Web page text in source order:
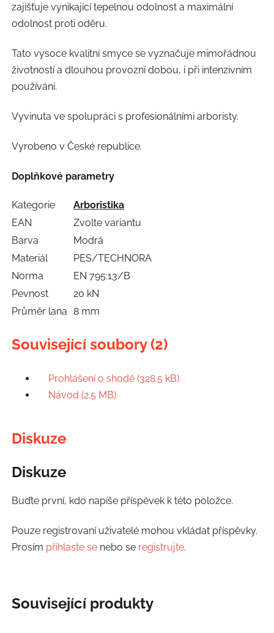
zajišťuje vynikající tepelnou odolnost a maximální
odolnost proti oděru.
Tato vysoce kvalitní smyce se vyznačuje mimořádnou
životností a dlouhou provozní dobou, i při intenzivním
používání.
Vyvinuta ve spolupráci s profesionálními arboristy.
Vyrobeno v České republice.
Doplňkové parametry
Kategorie
Arboristika
EAN
Zvolte variantu
Barva
Modrá
Materiál
PES/TECHNORA
Norma
EN 795:13/B
Pevnost
20 kN
Průměr lana 8 mm
Související soubory (2)
Prohlášení o shodě (328.5 kB)
Návod (2.5 MB)
Diskuze
Diskuze
Buďte první, kdo napíše příspěvek k této položce.
Pouze registrovaní uživatelé mohou vkládat příspěvky.
Prosím přihlaste senebo se registrujte.
Související produkty